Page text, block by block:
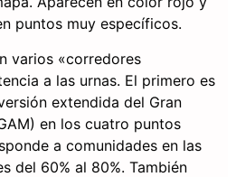
puntos muy específicos.
varios «corredores
a las urnas. El primero es
extendida del Gran
en los cuatro puntos
a comunidades en las
del 60% al 80%. También